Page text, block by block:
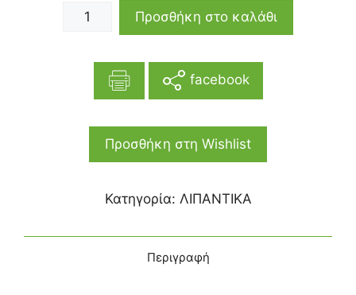
Προσθήκη στο καλάθι
facebook
Προσθήκη στη Wishlist
Κατηγορία: ΛΙΠΑΝΤΙΚΑ
Περιγραφή